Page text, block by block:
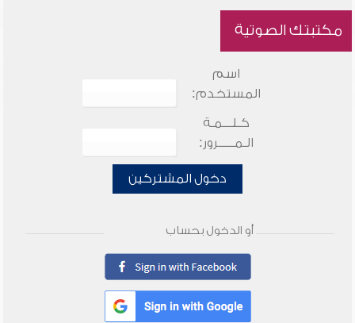
مكتبتك الصوتية
اسم
المستخدم:
كـلـــمـة
الـمـــــرور:
دخول المشتركين
أو الدخول بحساب